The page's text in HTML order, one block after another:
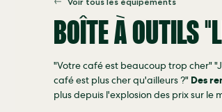
BOÎTE À OUTILS
"Votre café est beaucoup trop cher"
café est plus cher qu'ailleurs ?" Des
plus depuis l'explosion des prix sur le